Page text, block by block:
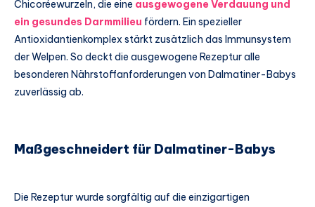
Chicoréewurzeln, die eine ausgewogene Verdauung und
ein gesundes Darmmilieu fördern. Ein spezieller
Antioxidantienkomplex stärkt zusätzlich das Immunsystem
der Welpen. So deckt die ausgewogene Rezeptur alle
besonderen Nährstoffanforderungen von Dalmatiner-Babys
zuverlässig ab.
Maßgeschneidert für Dalmatiner-Babys
Die Rezeptur wurde sorgfältig auf die einzigartigen